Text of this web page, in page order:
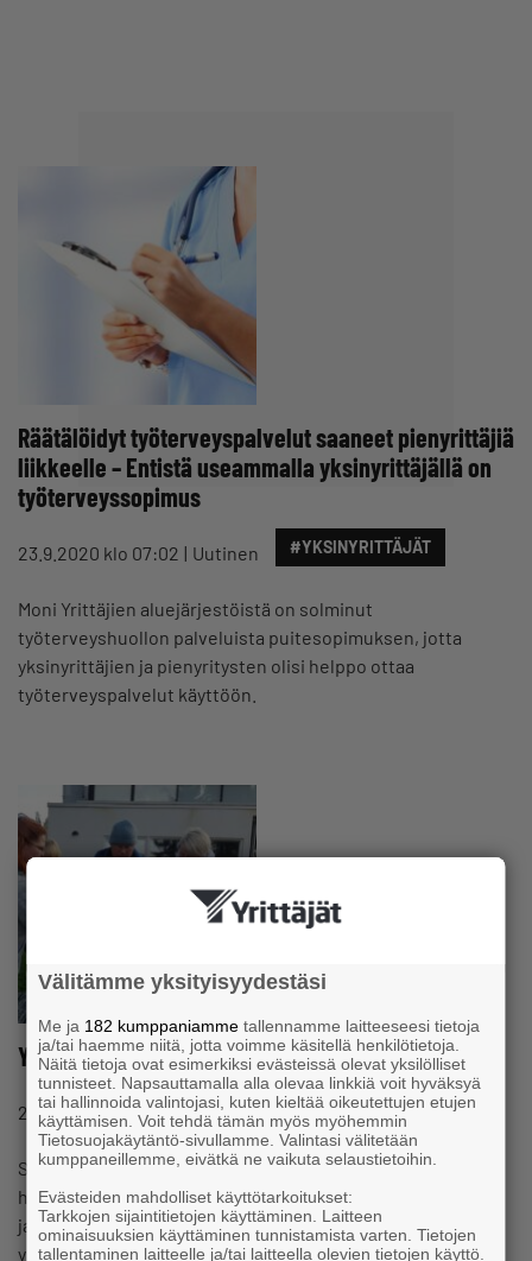
Räätälöidyt työterveyspalvelut saaneet pienyrittäjiä
liikkeelle – Entistä useammalla yksinyrittäjällä on
työterveyssopimus
23.9.2020 klo 07:02 Uutinen #YKSINYRITTÄJÄT
Moni Yrittäjien aluejärjestöistä on solminut
työterveyshuollon palveluista puitesopimuksen, jotta
yksinyrittäjien ja pienyritysten olisi helppo ottaa
työterveyspalvelut käyttöön.
Yksinyrittäjä tarvitsee tukea jaksamisessa
22.9.2020 klo 10:17 Uutinen #YKSINYRITTÄJÄT
Suomen Yrittäjien Yksinyrittäjäkyselyn (2019) mukaan
hieman yli puolet yksinyrittäjistä vastasi kokeneensa
jaksamisen haasteita. Ongelma on merkittävä, sillä
yksinyrittäminen on yrittäjyyden…
Välitämme yksityisyydestäsi
Me ja 182 kumppaniamme tallennamme laitteeseesi tietoja
ja/tai haemme niitä, jotta voimme käsitellä henkilötietoja.
Näitä tietoja ovat esimerkiksi evästeissä olevat yksilölliset
tunnisteet. Napsauttamalla alla olevaa linkkiä voit hyväksyä
tai hallinnoida valintojasi, kuten kieltää oikeutettujen etujen
käyttämisen. Voit tehdä tämän myös myöhemmin
Tietosuojakäytäntö-sivullamme. Valintasi välitetään
kumppaneillemme, eivätkä ne vaikuta selaustietoihin.
Evästeiden mahdolliset käyttötarkoitukset:
Tarkkojen sijaintitietojen käyttäminen. Laitteen
ominaisuuksien käyttäminen tunnistamista varten. Tietojen
tallentaminen laitteelle ja/tai laitteella olevien tietojen käyttö.